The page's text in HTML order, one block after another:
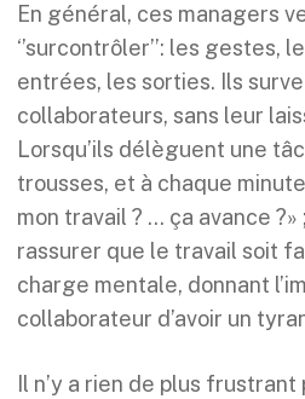
En général, ces managers
‘’surcontrôler’’: les gestes,
entrées, les sorties. Ils
collaborateurs, sans leur
Lorsqu’ils délèguent une
trousses, et à chaque
mon travail ? … ça avance
rassurer que le travail soit
charge mentale, donnant
collaborateur d’avoir un
Il n’y a rien de plus